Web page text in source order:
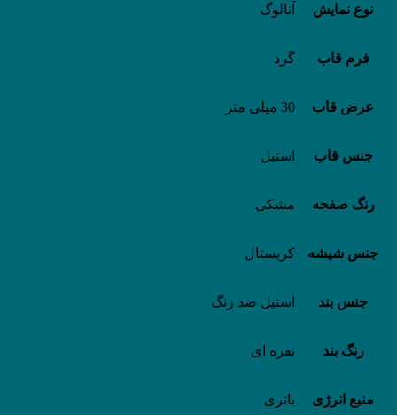
نوع نمایش آنالوگ
فرم قاب گرد
عرض قاب 30 میلی متر
جنس قاب استیل
رنگ صفحه مشکی
جنس شیشه کریستال
جنس بند استیل ضد زنگ
رنگ بند نقره ای
منبع انرژی باتری